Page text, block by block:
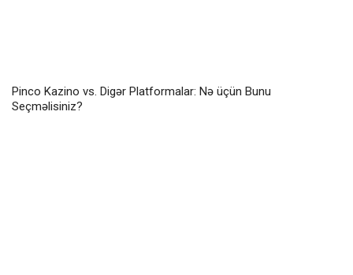
Pinco Kazino vs. Digər Platformalar: Nə üçün Bunu
Seçməlisiniz?